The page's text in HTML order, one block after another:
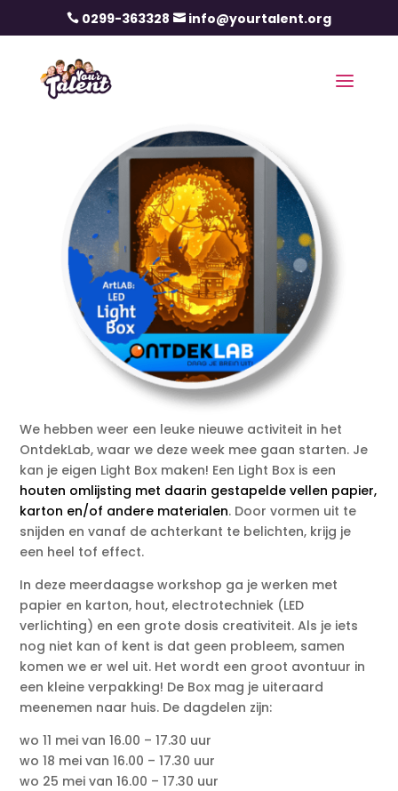
 0299-363328  info@yourtalent.org
We hebben weer een leuke nieuwe activiteit in het
OntdekLab, waar we deze week mee gaan starten. Je
kan je eigen Light Box maken! Een Light Box is een
houten omlijsting met daarin gestapelde vellen papier,
karton en/of andere materialen. Door vormen uit te
snijden en vanaf de achterkant te belichten, krijg je
een heel tof effect.
In deze meerdaagse workshop ga je werken met
papier en karton, hout, electrotechniek (LED
verlichting) en een grote dosis creativiteit. Als je iets
nog niet kan of kent is dat geen probleem, samen
komen we er wel uit. Het wordt een groot avontuur in
een kleine verpakking! De Box mag je uiteraard
meenemen naar huis. De dagdelen zijn:
wo 11 mei van 16.00 – 17.30 uur
wo 18 mei van 16.00 – 17.30 uur
wo 25 mei van 16.00 – 17.30 uur